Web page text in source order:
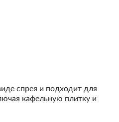
спрея и подходит для
кафельную плитку и